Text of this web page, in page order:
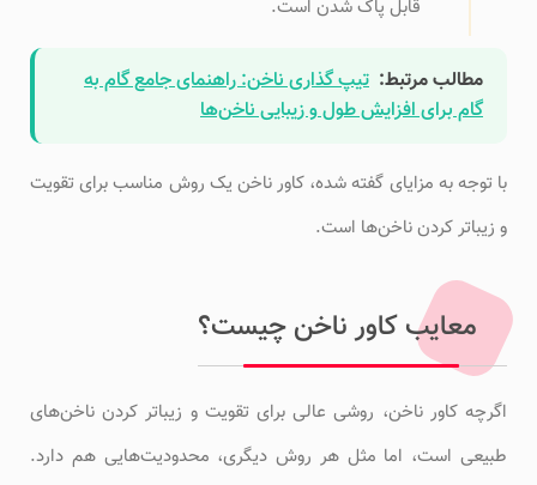
قابل پاک شدن است.
مطالب مرتبط: تیپ گذاری ناخن: راهنمای جامع گام به
گام برای افزایش طول و زیبایی ناخن‌ها
با توجه به مزایای گفته شده، کاور ناخن یک روش مناسب برای تقویت
و زیباتر کردن ناخن‌ها است.
معایب کاور ناخن چیست؟
اگرچه کاور ناخن، روشی عالی برای تقویت و زیباتر کردن ناخن‌های
طبیعی است، اما مثل هر روش دیگری، محدودیت‌هایی هم دارد.